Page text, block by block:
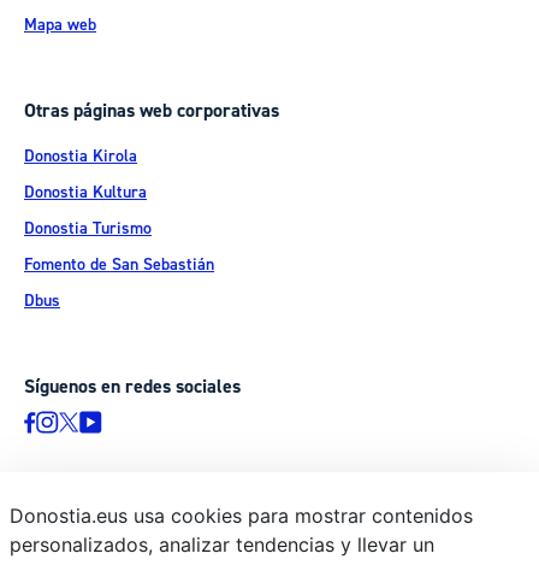
Mapa web
Otras páginas web corporativas
Donostia Kirola
Donostia Kultura
Donostia Turismo
Fomento de San Sebastián
Dbus
Síguenos en redes sociales
© Donostiako Udala - Ayuntamiento de Donostia / San Sebastián
Ijentea 1, 20003 Donostia / San Sebastián
Donostia.eus usa cookies para mostrar contenidos
personalizados, analizar tendencias y llevar un